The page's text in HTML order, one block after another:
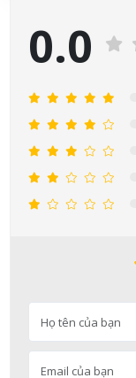
0.0